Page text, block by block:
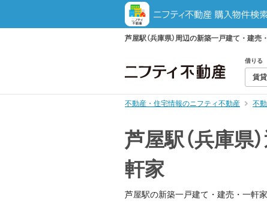
芦屋駅（兵庫県）周辺の新築一戸建て・建
借りる
賃貸
不動産・住宅情報のニフティ不動産 不
芦屋駅（兵庫県
軒家
芦屋駅の新築一戸建て・建売・一軒